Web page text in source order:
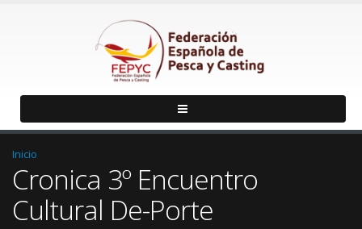
Inicio
Cronica 3º Encuentro
Cultural De-Porte